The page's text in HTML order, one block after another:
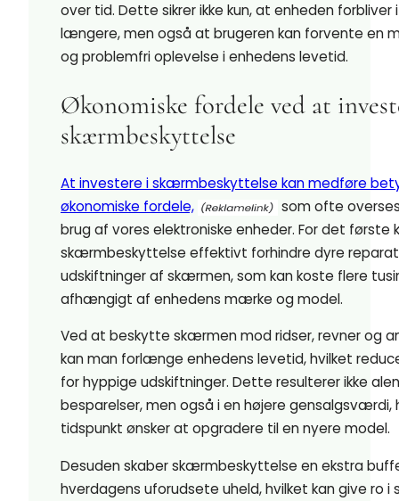
over tid. Dette sikrer ikke kun, at enheden forbliver
længere, men også at brugeren kan forvente en
og problemfri oplevelse i enhedens levetid.
Økonomiske fordele ved at
skærmbeskyttelse
At investere i skærmbeskyttelse kan medføre
økonomiske fordele,
som ofte
brug af vores elektroniske enheder. For det første
skærmbeskyttelse effektivt forhindre dyre
udskiftninger af skærmen, som kan koste flere
afhængigt af enhedens mærke og model.
Ved at beskytte skærmen mod ridser, revner og
kan man forlænge enhedens levetid, hvilket
for hyppige udskiftninger. Dette resulterer ikke
besparelser, men også i en højere gensalgsværdi,
tidspunkt ønsker at opgradere til en nyere model.
Desuden skaber skærmbeskyttelse en ekstra
hverdagens uforudsete uheld, hvilket kan give ro i